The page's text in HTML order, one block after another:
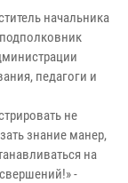
начальника
педагоги и
не
знание манер,
на
-